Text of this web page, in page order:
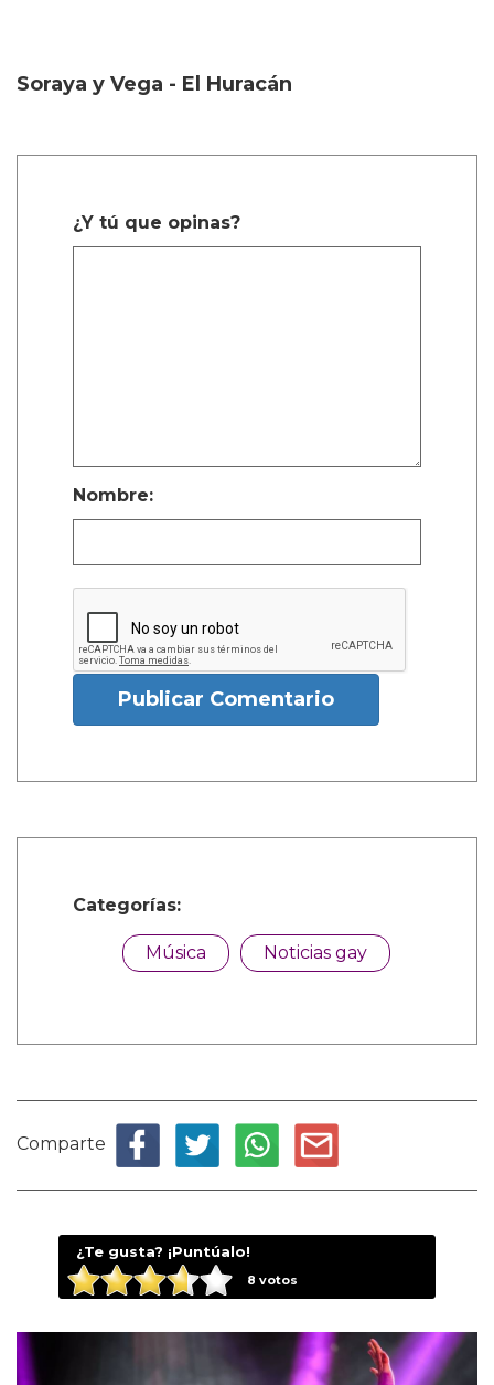
Soraya y Vega - El Huracán
¿Y tú que opinas?
Nombre:
Publicar Comentario
Categorías:
Música Noticias gay
Comparte
¿Te gusta? ¡Puntúalo!
8 votos